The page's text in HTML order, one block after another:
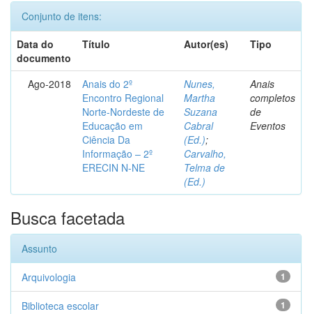
Conjunto de itens:
Data do
documento
Título Autor(es) Tipo
Ago-2018
Anais do 2º
Encontro Regional
Norte-Nordeste de
Educação em
Ciência Da
Informação – 2º
ERECIN N-NE
Nunes,
Martha
Suzana
Cabral
(Ed.);
Carvalho,
Telma de
(Ed.)
Anais
completos
de
Eventos
Busca facetada
Assunto
1
Arquivologia
1
Biblioteca escolar